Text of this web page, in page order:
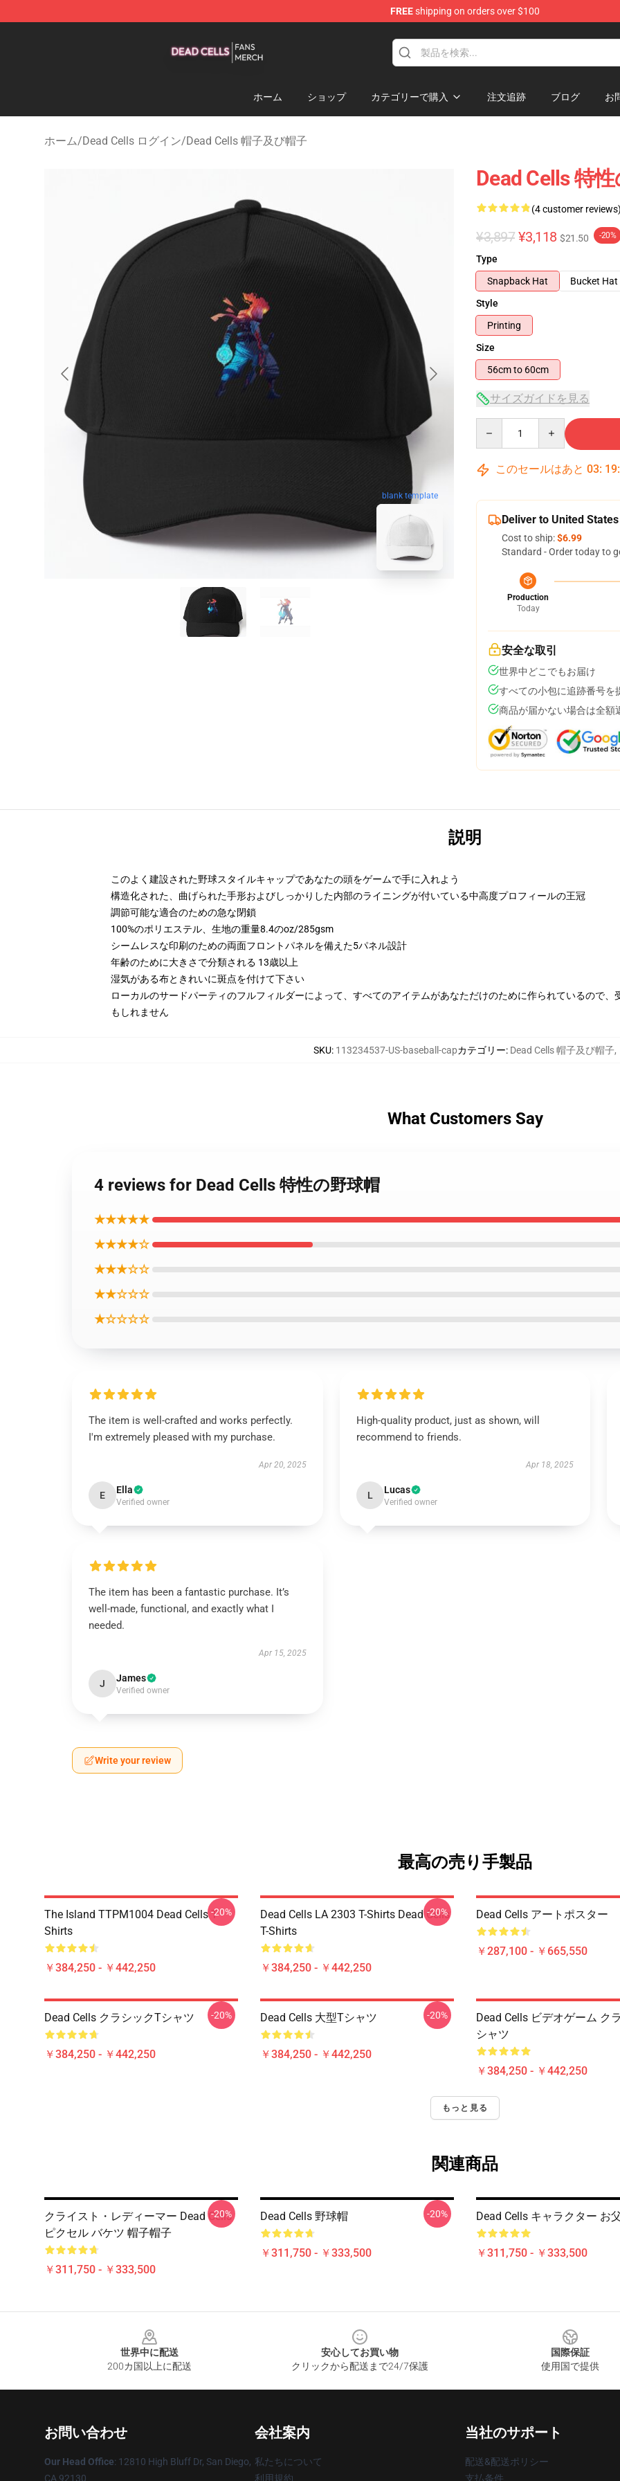
FREEshipping on orders over $100
ホーム ショップ カテゴリーで購入 注文追跡 ブログ お
ホーム/Dead Cells ログイン/Dead Cells 帽子及び帽子
blank template
Dead Cells 特
(4 customer reviews)
¥3,897 ¥3,118 $21.50 -20%
Type
Snapback Hat
Bucket Hat
Style
Printing
Size
56cm to 60cm
サイズガイドを見る
このセールはあと 03: 19:
Deliver to United States
Cost to ship:$6.99
Standard - Order today to
Production
Today
安全な取引
世界中どこでもお届け
すべての小包に追跡番号を
商品が届かない場合は全額
説明
このよく建設された野球スタイルキャップであなたの頭をゲームで手に入れよう
構造化された、曲げられた手形およびしっかりした内部のライニングが付いている中高度プロフィールの王冠
調節可能な適合のための急な閉鎖
100%のポリエステル、生地の重量8.4のoz/285gsm
シームレスな印刷のための両面フロントパネルを備えた5パネル設計
年齢のために大きさで分類される 13歳以上
湿気がある布ときれいに斑点を付けて下さい
ローカルのサードパーティのフルフィルダーによって、すべてのアイテムがあなただけのために作られているので
もしれません
SKU: 113234537-US-baseball-capカテゴリー: Dead Cells 帽子及び帽子,
What Customers Say
4 reviews for Dead Cells 特性の野球帽
★★★★★
★★★★☆
★★★☆☆
★★☆☆☆
★☆☆☆☆
The item is well-crafted and works perfectly.
I'm extremely pleased with my purchase.
Apr 20, 2025
E Ella
Verified owner
High-quality product, just as shown, will
recommend to friends.
Apr 18, 2025
L Lucas
Verified owner
The item has been a fantastic purchase. It’s
well-made, functional, and exactly what I
needed.
Apr 15, 2025
J James
Verified owner
Write your review
最高の売り手製品
The Island TTPM1004 Dead Cells T-
Shirts
￥384,250 - ￥442,250
-20%
Dead Cells LA 2303 T-Shirts Dead Cells
T-Shirts
￥384,250 - ￥442,250
-20% Dead Cells アートポスター
￥287,100 - ￥665,550
Dead Cells クラシックTシャツ
￥384,250 - ￥442,250
-20% Dead Cells 大型Tシャツ
￥384,250 - ￥442,250
-20%
Dead Cells ビデオゲーム ク
シャツ
￥384,250 - ￥442,250
もっと見る
関連商品
クライスト・レディーマー Dead Cells
ピクセル バケツ 帽子帽子
￥311,750 - ￥333,500
-20% Dead Cells 野球帽
￥311,750 - ￥333,500
-20% Dead Cells キャラクター お
￥311,750 - ￥333,500
世界中に配送
200カ国以上に配送
安心してお買い物
クリックから配送まで24/7保護
国際保証
使用国で提供
お問い合わせ
Our Head Office: 12810 High Bluff Dr, San Diego,
CA 92130
会社案内
私たちについて
利用規約
当社のサポート
配送&配送ポリシー
支払条件